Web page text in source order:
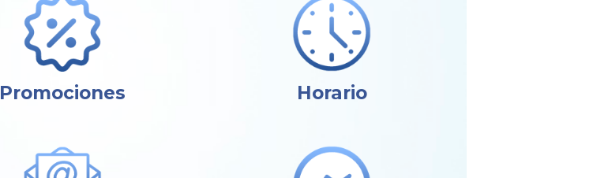
Promociones Horario